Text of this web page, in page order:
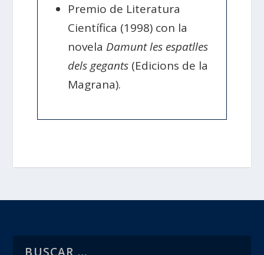
Premio de Literatura
Científica (1998) con la
novela Damunt les espatlles
dels gegants (Edicions de la
Magrana).